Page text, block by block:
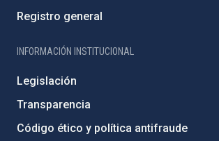
Registro general
INFORMACIÓN INSTITUCIONAL
Legislación
Transparencia
Código ético y política antifraude